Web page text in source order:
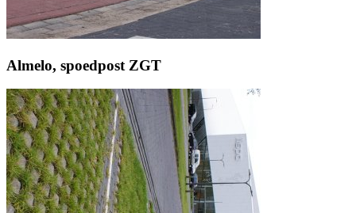
Almelo, spoedpost ZGT